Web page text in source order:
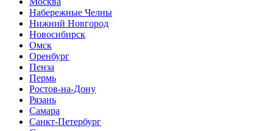
Набережные Челны
Нижний Новгород
Новосибирск
Омск
Оренбург
Пенза
Пермь
Ростов-на-Дону
Рязань
Самара
Санкт-Петербург